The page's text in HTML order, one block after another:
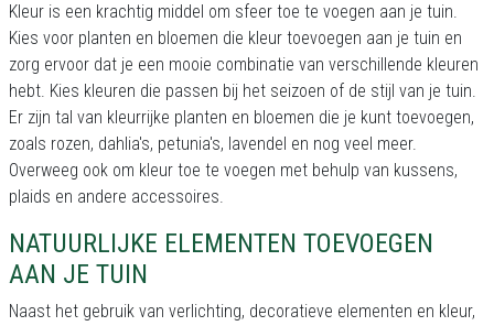
Kleur is een krachtig middel om sfeer toe te voegen aan je tuin.
Kies voor planten en bloemen die kleur toevoegen aan je tuin en
zorg ervoor dat je een mooie combinatie van verschillende kleuren
hebt. Kies kleuren die passen bij het seizoen of de stijl van je tuin.
Er zijn tal van kleurrijke planten en bloemen die je kunt toevoegen,
zoals rozen, dahlia's, petunia's, lavendel en nog veel meer.
Overweeg ook om kleur toe te voegen met behulp van kussens,
plaids en andere accessoires.
NATUURLIJKE ELEMENTEN TOEVOEGEN
AAN JE TUIN
Naast het gebruik van verlichting, decoratieve elementen en kleur,